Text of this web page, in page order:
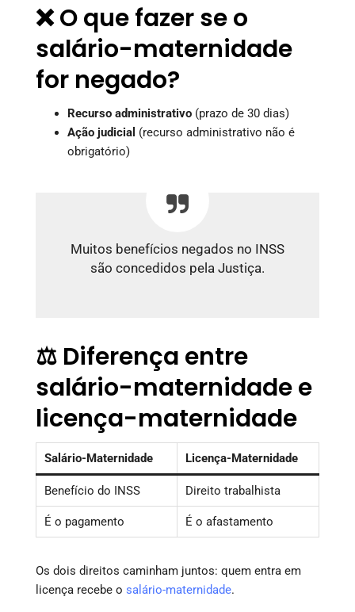
❌ O que fazer se o
salário-maternidade
for negado?
Recurso administrativo (prazo de 30 dias)
Ação judicial (recurso administrativo não é
obrigatório)
Muitos benefícios negados no INSS
são concedidos pela Justiça.
⚖️ Diferença entre
salário-maternidade e
licença-maternidade
Salário-Maternidade Licença-Maternidade
Benefício do INSS Direito trabalhista
É o pagamento É o afastamento
Os dois direitos caminham juntos: quem entra em
licença recebe o salário-maternidade.